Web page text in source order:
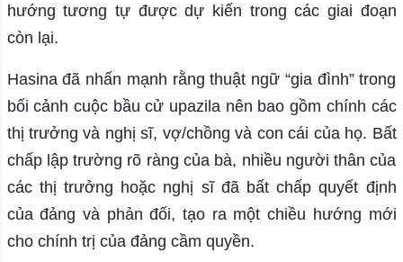
hướng tương tự được dự kiến ​​​​trong các giai đoạn
còn lại.
Hasina đã nhấn mạnh rằng thuật ngữ “gia đình” trong
bối cảnh cuộc bầu cử upazila nên bao gồm chính các
thị trưởng và nghị sĩ, vợ/chồng và con cái của họ. Bất
chấp lập trường rõ ràng của bà, nhiều người thân của
các thị trưởng hoặc nghị sĩ đã bất chấp quyết định
của đảng và phản đối, tạo ra một chiều hướng mới
cho chính trị của đảng cầm quyền.